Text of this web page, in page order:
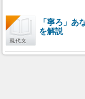
「寧ろ」あ
を解説